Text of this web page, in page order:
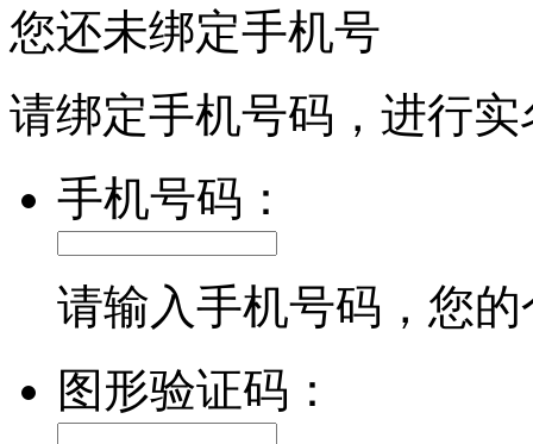
您还未绑定手机号
请绑定手机号码，进行
手机号码：
请输入手机号码，您
图形验证码：